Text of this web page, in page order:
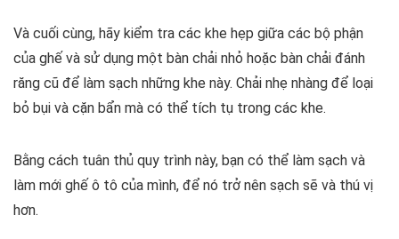
Và cuối cùng, hãy kiểm tra các khe hẹp giữa các bộ phận
của ghế và sử dụng một bàn chải nhỏ hoặc bàn chải đánh
răng cũ để làm sạch những khe này. Chải nhẹ nhàng để loại
bỏ bụi và cặn bẩn mà có thể tích tụ trong các khe.
Bằng cách tuân thủ quy trình này, bạn có thể làm sạch và
làm mới ghế ô tô của mình, để nó trở nên sạch sẽ và thú vị
hơn.